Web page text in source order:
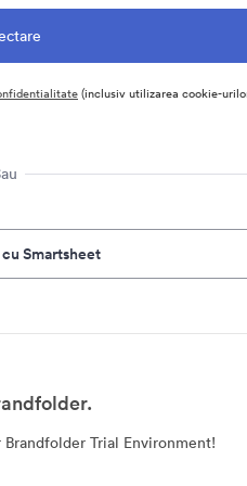
(inclusiv utilizarea cookie-
Smartsheet
Trial Environment!